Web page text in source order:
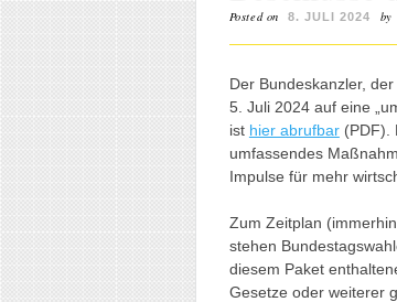
Posted on 8. JULI 2024 by
Der Bundeskanzler,
5. Juli 2024 auf eine
ist hier abrufbar(PDF).
umfassendes
Impulse für mehr
Zum Zeitplan
stehen
diesem Paket
Gesetze oder weiterer